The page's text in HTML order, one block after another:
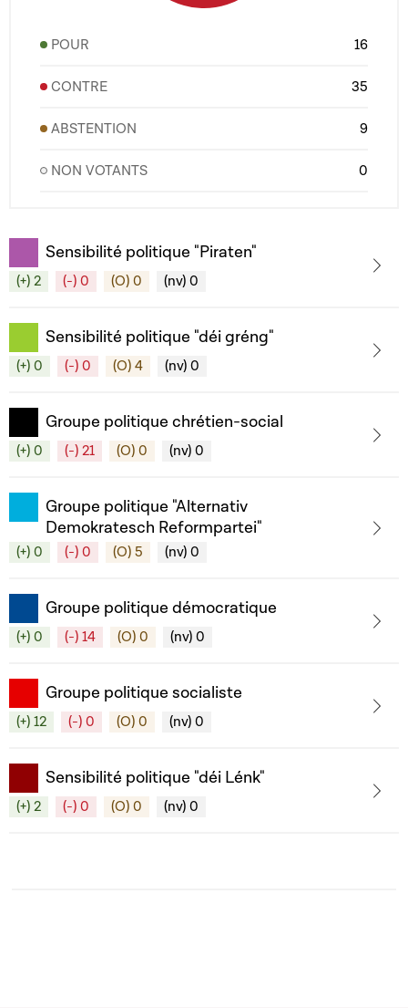
POUR 16
CONTRE 35
ABSTENTION 9
NON VOTANTS 0
Sensibilité politique "Piraten"
(+) 2 (-) 0 (O) 0 (nv) 0
Sensibilité politique "déi gréng"
(+) 0 (-) 0 (O) 4 (nv) 0
Groupe politique chrétien-social
(+) 0 (-) 21 (O) 0 (nv) 0
Groupe politique "Alternativ
Demokratesch Reformpartei"
(+) 0 (-) 0 (O) 5 (nv) 0
Groupe politique démocratique
(+) 0 (-) 14 (O) 0 (nv) 0
Groupe politique socialiste
(+) 12 (-) 0 (O) 0 (nv) 0
Sensibilité politique "déi Lénk"
(+) 2 (-) 0 (O) 0 (nv) 0